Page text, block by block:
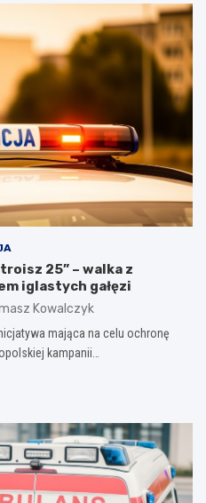
25” – walka z
iglastych gałęzi
Kowalczyk
mająca na celu ochronę
kampanii…